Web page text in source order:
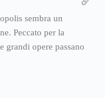
sembra un
Peccato per la
grandi opere passano